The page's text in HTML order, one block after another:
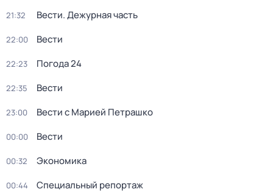
21:32 Вести. Дежурная часть
22:00 Вести
22:23 Погода 24
22:35 Вести
23:00 Вести с Марией Петрашко
00:00 Вести
00:32 Экономика
00:44 Специальный репортаж